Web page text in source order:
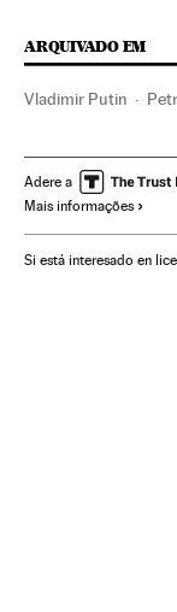
ARQUIVADO EM
Vladimir Putin
Adere a
Mais informações
Si está interesado en